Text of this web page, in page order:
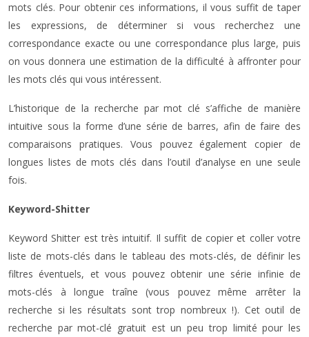
mots clés. Pour obtenir ces informations, il vous suffit de taper
les expressions, de déterminer si vous recherchez une
correspondance exacte ou une correspondance plus large, puis
on vous donnera une estimation de la difficulté à affronter pour
les mots clés qui vous intéressent.
L’historique de la recherche par mot clé s’affiche de manière
intuitive sous la forme d’une série de barres, afin de faire des
comparaisons pratiques. Vous pouvez également copier de
longues listes de mots clés dans l’outil d’analyse en une seule
fois.
Keyword-Shitter
Keyword Shitter est très intuitif. Il suffit de copier et coller votre
liste de mots-clés dans le tableau des mots-clés, de définir les
filtres éventuels, et vous pouvez obtenir une série infinie de
mots-clés à longue traîne (vous pouvez même arrêter la
recherche si les résultats sont trop nombreux !). Cet outil de
recherche par mot-clé gratuit est un peu trop limité pour les